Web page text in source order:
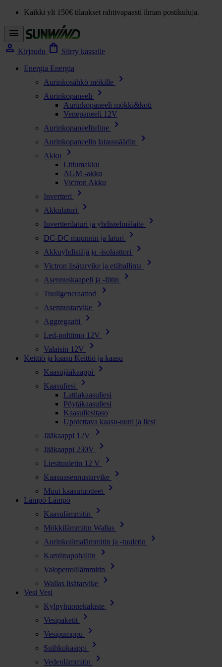
Kaikki yli 150€ tilaukset rahtivapaasti ilman postikuluja.
menu
person Kirjaudu shopping_bag Siirry kassalle
Energia Energia
Aurinkosähkö mökille
chevron_right
Aurinkopaneeli chevron_right
Aurinkopaneeli mökki&koti
Venepaneeli 12V
Aurinkopaneeliteline
chevron_right
Aurinkopaneelin lataussäädin chevron_right
Akku chevron_right
Litiumakku
AGM -akku
Victron Akku
Invertteri
chevron_right
Akkulaturi chevron_right
Invertterilaturi ja yhdistelmälaite chevron_right
DC-DC muunnin ja laturi chevron_right
Akkuyhdistäjä ja -isolaattori chevron_right
Victron lisätarvike ja etähallinta chevron_right
Asennuskaapeli ja -liitin chevron_right
Tuuligeneraattori chevron_right
Asennustarvike chevron_right
Aggregaatti chevron_right
Led-polttimo 12V chevron_right
Valaisin 12V chevron_right
Keittiö ja kaasu Keittiö ja kaasu
Kaasujääkaappi
chevron_right
Kaasuliesi chevron_right
Lattiakaasuliesi
Pöytäkaasuliesi
Kaasuliesitaso
Upotettava kaasu-uuni ja liesi
Jääkaappi 12V
chevron_right
Jääkaappi 230V chevron_right
Liesituuletin 12 V chevron_right
Kaasuasennustarvike chevron_right
Muut kaasutuotteet chevron_right
Lämpö Lämpö
Kaasulämmitin
chevron_right
Mökkilämmitin Wallas chevron_right
Aurinkoilmalämmitin ja -tuuletin chevron_right
Kamiinapuhallin chevron_right
Valopetrolilämmitin chevron_right
Wallas lisätarvike chevron_right
Vesi Vesi
Kylpyhuonekaluste
chevron_right
Vesipaketit chevron_right
Vesipumppu chevron_right
Suihkukaappi chevron_right
Vedenlämmitin chevron_right